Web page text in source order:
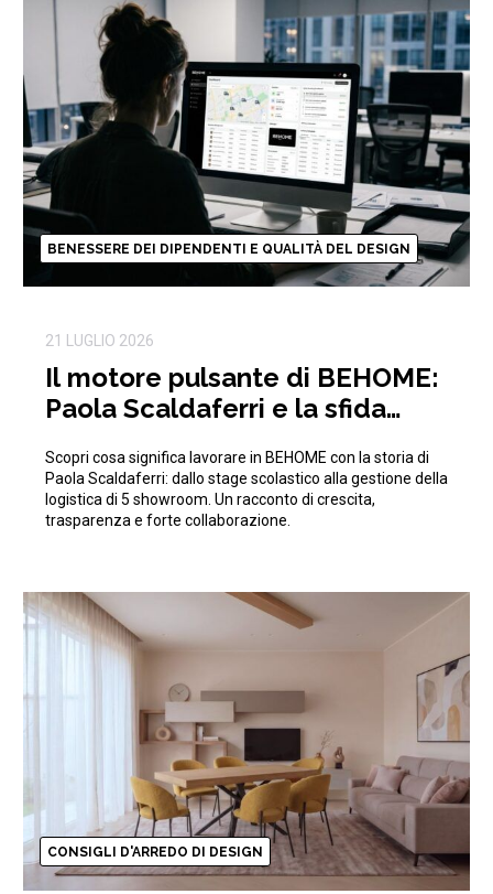
BENESSERE DEI DIPENDENTI E QUALITÀ DEL DESIGN
21 LUGLIO 2026
Il motore pulsante di BEHOME:
Paola Scaldaferri e la sfida
Scopri cosa significa lavorare in BEHOME con la storia di
Paola Scaldaferri: dallo stage scolastico alla gestione della
logistica di 5 showroom. Un racconto di crescita,
trasparenza e forte collaborazione.
CONSIGLI D'ARREDO DI DESIGN